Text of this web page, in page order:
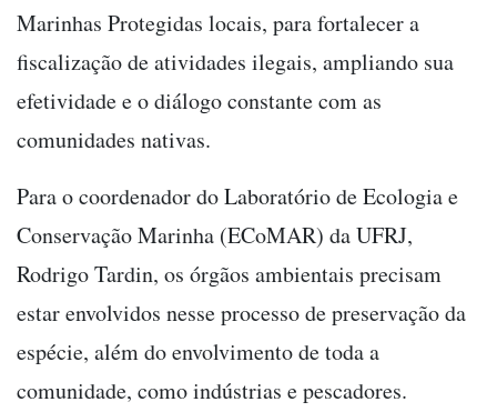
Marinhas Protegidas locais, para fortalecer a
fiscalização de atividades ilegais, ampliando sua
efetividade e o diálogo constante com as
comunidades nativas.
Para o coordenador do Laboratório de Ecologia e
Conservação Marinha (ECoMAR) da UFRJ,
Rodrigo Tardin, os órgãos ambientais precisam
estar envolvidos nesse processo de preservação da
espécie, além do envolvimento de toda a
comunidade, como indústrias e pescadores.